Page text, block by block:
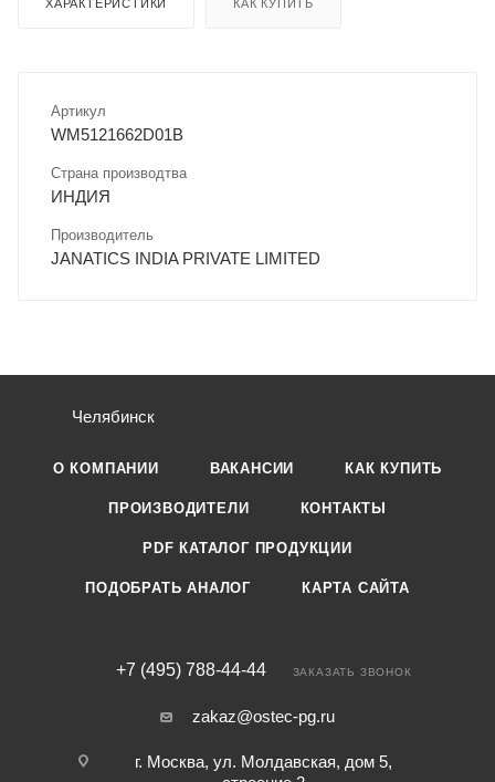
ХАРАКТЕРИСТИКИ КАК КУПИТЬ
Артикул
WM5121662D01B
Страна производтва
ИНДИЯ
Производитель
JANATICS INDIA PRIVATE LIMITED
Челябинск
О КОМПАНИИ ВАКАНСИИ КАК КУПИТЬ
ПРОИЗВОДИТЕЛИ КОНТАКТЫ
PDF КАТАЛОГ ПРОДУКЦИИ
ПОДОБРАТЬ АНАЛОГ КАРТА САЙТА
+7 (495) 788-44-44 ЗАКАЗАТЬ ЗВОНОК
zakaz@ostec-pg.ru
г. Москва, ул. Молдавская, дом 5,